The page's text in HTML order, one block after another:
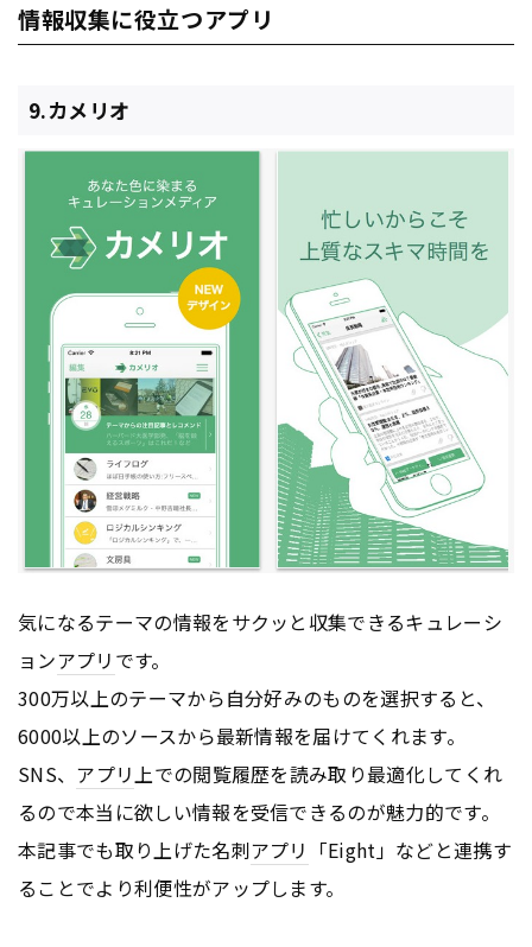
情報収集に役立つアプリ
9.カメリオ
気になるテーマの情報をサクッと収集できるキュレーシ
ョンアプリ です。
300万以上のテーマから自分好みのものを選択すると、
6000以上のソースから最新情報を届けてくれます。
SNS、 アプリ上での閲覧履歴を読み取り最適化してくれ
るので本当に欲しい情報を受信できるのが魅力的です。
本記事でも取り上げた名刺アプリ 「Eight」などと連携す
ることでより利便性がアップします。